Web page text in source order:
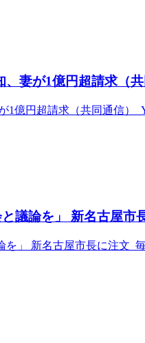
妻が1億円超請求（
1億円超請求（共同通信）
議論を」 新名古屋市
を」 新名古屋市長に注文